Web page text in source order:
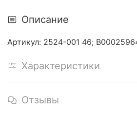
Описание
Артикул: 2524-001 46;
Характеристики
Отзывы